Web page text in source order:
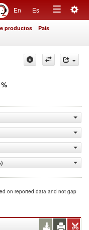
En Es
Toggle
productos País
%
on reported data and not gap